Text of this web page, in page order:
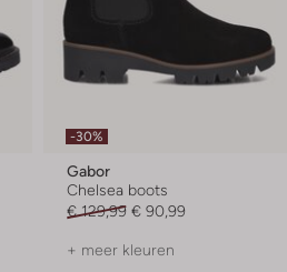
-30%
Gabor
Chelsea boots
€ 129,99 € 90,99
+ meer kleuren